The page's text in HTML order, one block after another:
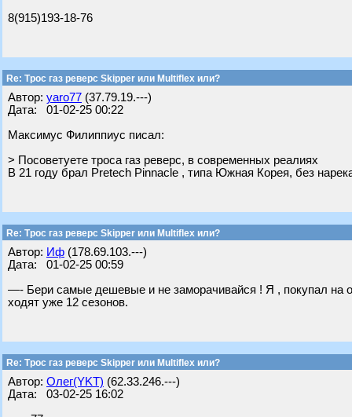
8(915)193-18-76
Re: Трос газ реверс Skipper или Multiflex или?
Автор: yaro77 (37.79.19.---)
Дата: 01-02-25 00:22
Максимус Филиппиус писал:
> Посоветуете троса газ реверс, в современных реалиях
В 21 году брал Pretech Pinnacle , типа Южная Корея, без
Re: Трос газ реверс Skipper или Multiflex или?
Автор: Иф (178.69.103.---)
Дата: 01-02-25 00:59
—- Бери самые дешевые и не заморачивайся ! Я , покупал на
ходят уже 12 сезонов.
Re: Трос газ реверс Skipper или Multiflex или?
Автор: Олег(YKT) (62.33.246.---)
Дата: 03-02-25 16:02